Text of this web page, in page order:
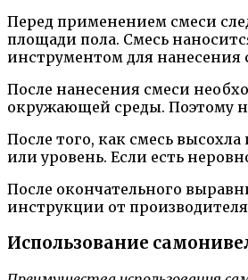
Перед применением смеси
площади пола. Смесь
инструментом для нанесения
После нанесения смеси
окружающей среды. Поэтому
После того, как смесь
или уровень. Если есть
После окончательного
инструкции от
Использование